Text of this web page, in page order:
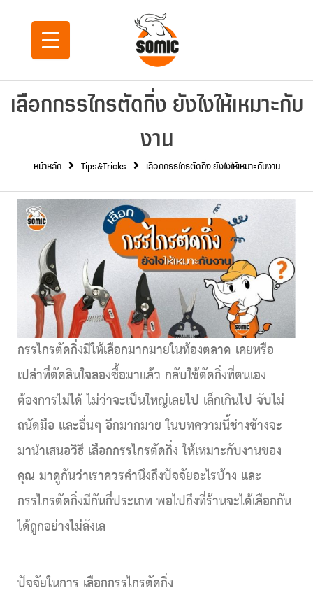
เลือกกรรไกรตัดกิ่ง ยังไงให้เหมาะกับ
งาน
หน้าหลัก Tips&Tricks เลือกกรรไกรตัดกิ่ง ยังไงให้เหมาะกับงาน
กรรไกรตัดกิ่งมีให้เลือกมากมายในท้องตลาด เคยหรือ
เปล่าที่ตัดสินใจลองซื้อมาแล้ว กลับใช้ตัดกิ่งที่ตนเอง
ต้องการไม่ได้ ไม่ว่าจะเป็นใหญ่เลยไป เล็กเกินไป จับไม่
ถนัดมือ และอื่นๆ อีกมากมาย ในบทความนี้ช่างช้างจะ
มานำเสนอวิธี เลือกกรรไกรตัดกิ่ง ให้เหมาะกับงานของ
คุณ มาดูกันว่าเราควรคำนึงถึงปัจจัยอะไรบ้าง และ
กรรไกรตัดกิ่งมีกันกี่ประเภท พอไปถึงที่ร้านจะได้เลือกกัน
ได้ถูกอย่างไม่ลังเล
ปัจจัยในการ เลือกกรรไกรตัดกิ่ง